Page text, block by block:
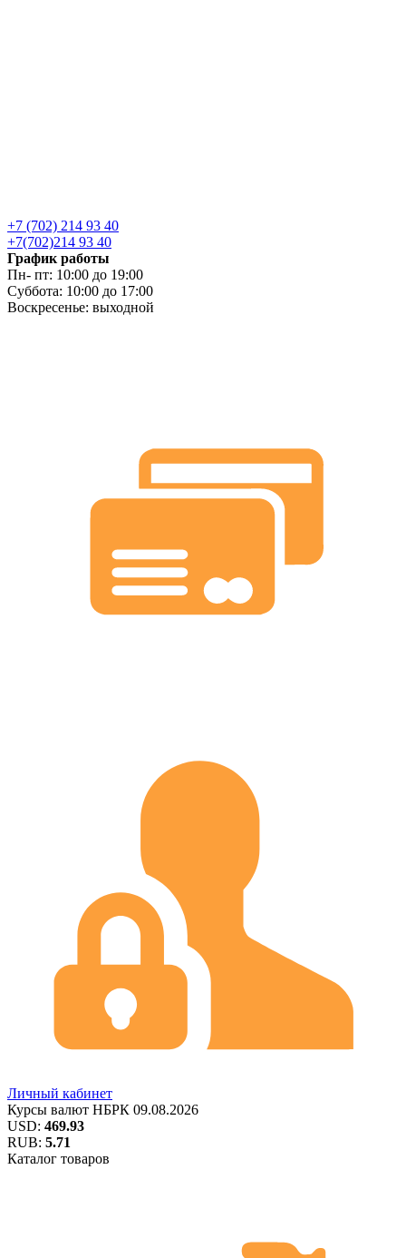
+7 (702) 214 93 40
+7(702)214 93 40
График работы
Пн- пт: 10:00 до 19:00
Суббота: 10:00 до 17:00
Воскресенье: выходной
Личный кабинет
Курсы валют НБРК 09.08.2026
USD: 469.93
RUB: 5.71
Каталог товаров